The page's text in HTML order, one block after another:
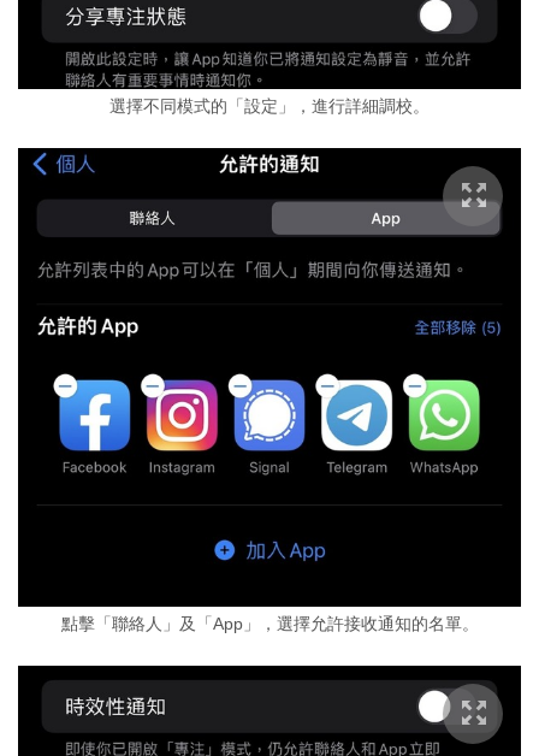
選擇不同模式的「設定」，進行詳細調校。
點擊「聯絡人」及「App」，選擇允許接收通知的名單。